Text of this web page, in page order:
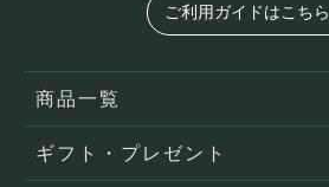
ご利用ガイドはこちら
商品一覧
ギフト・プレゼント